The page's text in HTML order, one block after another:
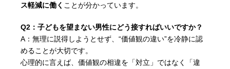
ス軽減に働く ことが分かっています。
Q2：子どもを望まない男性にどう接すればいいですか？
A：無理に説得しようとせず、“価値観の違い”を冷静に認
めることが大切です。
心理的に言えば、価値観の相違を「対立」ではなく「違